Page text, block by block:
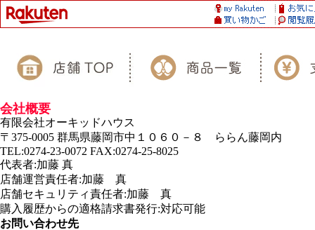
会社概要
有限会社オーキッドハウス
〒375-0005 群馬県藤岡市中１０６０－８ ららん藤岡内
TEL:0274-23-0072 FAX:0274-25-8025
代表者:加藤 真
店舗運営責任者:加藤 真
店舗セキュリティ責任者:加藤 真
購入履歴からの適格請求書発行:対応可能
お問い合わせ先